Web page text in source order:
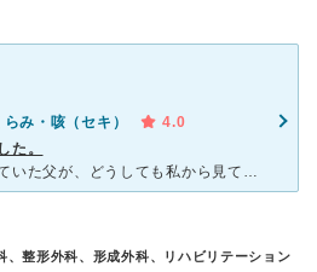
み・咳（セキ）
4.0
た。
去年から体調の悪さを訴えていた父が、どうしても私から見てお薬の副作用だと思い、思い切って転院で受診させてみました。そうすると、待ち時間は少し長く感じられましたが、厳格な頑固者の父に先生が「今では自分に
、整形外科、形成外科、リハビリテーション